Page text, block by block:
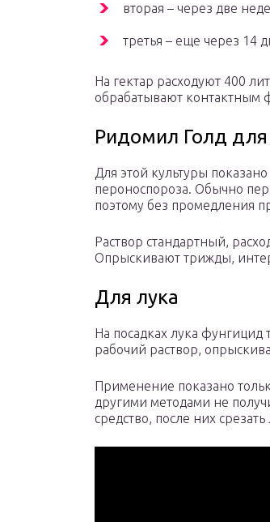
вторая – через две
третья – еще через 14
На гектар расходуют 400
обрабатывают контактным
Ридомил Голд для
Для этой культуры
пероноспороза. Обычно
поэтому без промедления
Раствор стандартный,
Опрыскивают трижды,
Для лука
На посадках лука фунгицид
рабочий раствор,
Применение показано
другими методами не
средство, после них